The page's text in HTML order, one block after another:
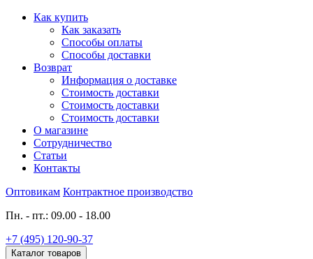
Как купить
Как заказать
Способы оплаты
Способы доставки
Возврат
Информация о доставке
Стоимость доставки
Стоимость доставки
Стоимость доставки
О магазине
Сотрудничество
Статьи
Контакты
Оптовикам Контрактное производство
Пн. - пт.: 09.00 - 18.00
+7 (495) 120-90-37
Каталог товаров